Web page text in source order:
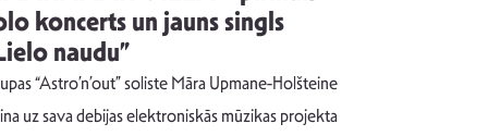
koncerts un jauns singls
naudu”
“Astro’n’out” soliste Māra Upmane-Holšteine
uz sava debijas elektroniskās mūzikas projekta